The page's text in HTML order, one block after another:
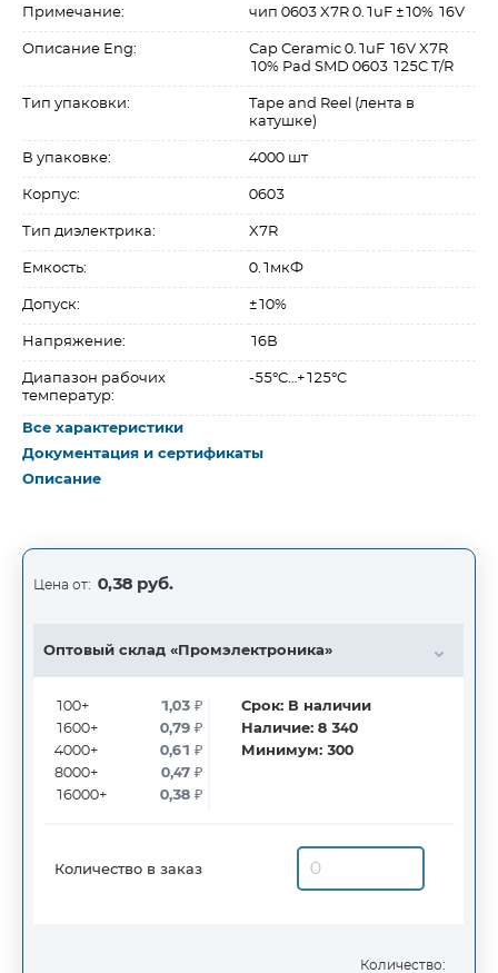
Примечание: чип 0603 X7R 0.1uF ±10% 16V
Описание Eng:
Cap Ceramic 0.1uF 16V X7R
10% Pad SMD 0603 125C T/R
Тип упаковки:
Tape and Reel (лента в
катушке)
В упаковке: 4000 шт
Корпус: 0603
Тип диэлектрика: X7R
Емкость: 0.1мкФ
Допуск: ±10%
Напряжение: 16В
Диапазон рабочих
температур:
-55°C…+125°C
Все характеристики
Документация и сертификаты
Описание
Цена от: 0,38 руб.
Оптовый склад «Промэлектроника»
100+
1600+
4000+
8000+
16000+
1,03₽
0,79₽
0,61₽
0,47₽
0,38₽
Срок: В наличии
Наличие:8 340
Минимум:300
Количество в заказ
Количество: